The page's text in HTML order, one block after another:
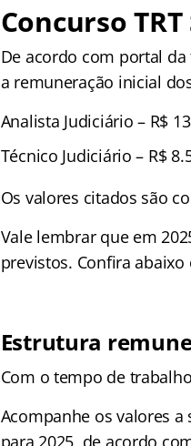
Concurso
De acordo com portal da
a remuneração inicial
Analista Judiciário – R$
Técnico Judiciário – R$
Os valores citados são
Vale lembrar que em
previstos. Confira
Estrutura
Com o tempo de
Acompanhe os valores
para 2025, de acordo